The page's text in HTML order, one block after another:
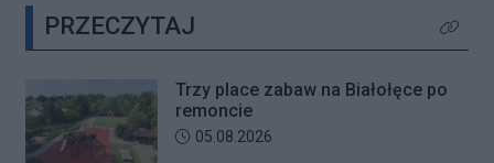
plenerowych potańcówek „O RETY!
BALETY!
PRZECZYTAJ Kliknij
Trzy place zabaw na Białołęce po
remoncie
Data dodania artykułu:
05.08.2026